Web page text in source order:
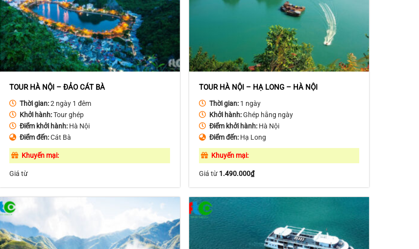
TOUR HÀ NỘI – ĐẢO CÁT BÀ
Thời gian:2 ngày 1 đêm
Khởi hành:Tour ghép
Điểm khởi hành: Hà Nội
Điểm đến:Cát Bà
Khuyến mại:
Giá từ
TOUR HÀ NỘI – HẠ LONG – HÀ NỘI
Thời gian: 1 ngày
Khởi hành:Ghép hằng ngày
Điểm khởi hành: Hà Nội
Điểm đến: Hạ Long
Khuyến mại:
Giá từ 1.490.000₫